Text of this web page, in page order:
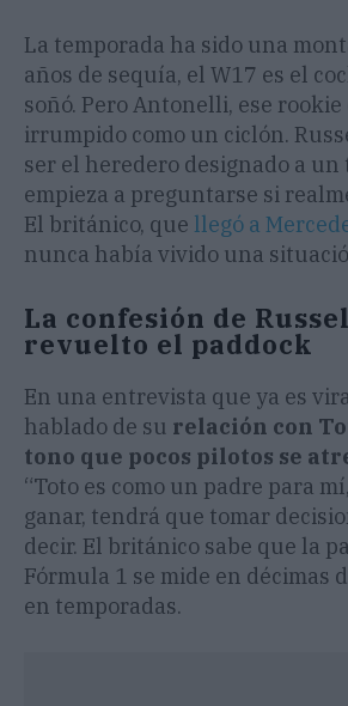
La temporada ha sido una
años de sequía, el W17 es el
soñó. Pero Antonelli, ese rookie
irrumpido como un ciclón.
ser el heredero designado a un
empieza a preguntarse si
El británico, que llegó a
nunca había vivido una
La confesión de
revuelto el paddock
En una entrevista que ya es
hablado de su relación con
tono que pocos pilotos se
“Toto es como un padre para
ganar, tendrá que tomar
decir. El británico sabe que la
Fórmula 1 se mide en décimas
en temporadas.